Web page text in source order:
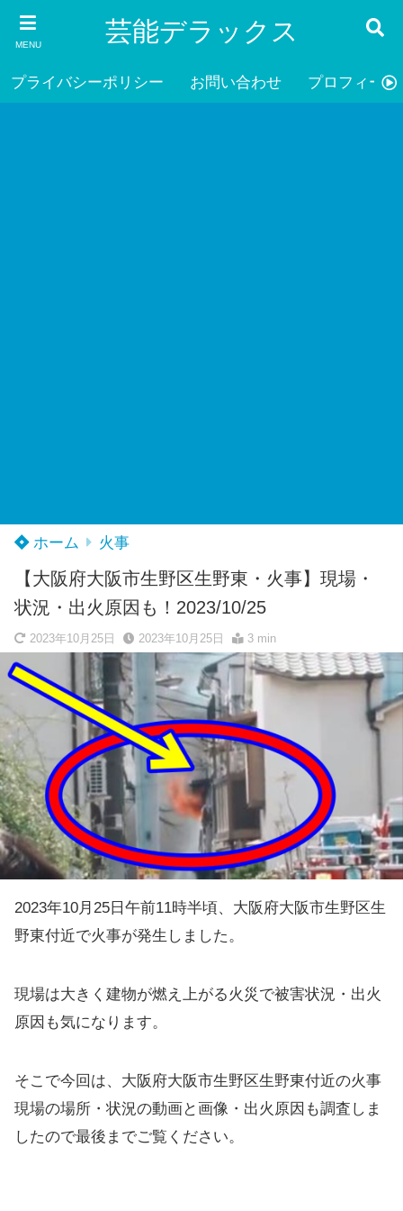
MENU 芸能デラックス
プライバシーポリシー お問い合わせ プロフィール
ホーム 火事
【大阪府大阪市生野区生野東・火事】現場・
状況・出火原因も！2023/10/25
2023年10月25日 2023年10月25日 3 min
2023年10月25日午前11時半頃、大阪府大阪市生野区生
野東付近で火事が発生しました。
現場は大きく建物が燃え上がる火災で被害状況・出火
原因も気になります。
そこで今回は、大阪府大阪市生野区生野東付近の火事
現場の場所・状況の動画と画像・出火原因も調査しま
したので最後までご覧ください。